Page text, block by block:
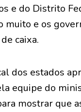
e do Distrito
muito e os
caixa.
dos estados
equipe do
mostrar que